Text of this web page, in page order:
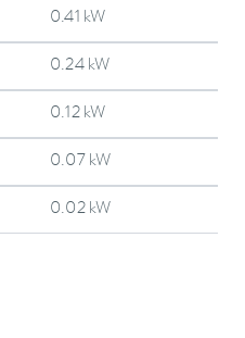
0.41 kW
0.24 kW
0.12 kW
0.07 kW
0.02 kW